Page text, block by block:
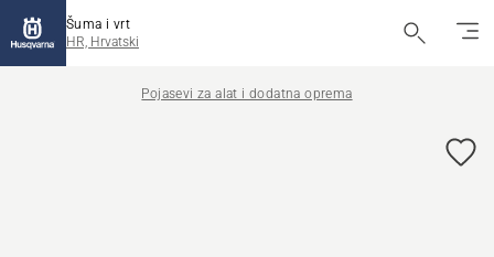
Šuma i vrt
HR, Hrvatski
Pojasevi za alat i dodatna oprema